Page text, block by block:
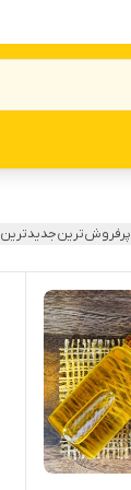
پرفروش‌ترینجدیدترین